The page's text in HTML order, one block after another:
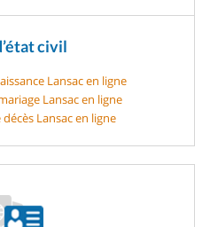
civil
Lansac en ligne
Lansac en ligne
Lansac en ligne